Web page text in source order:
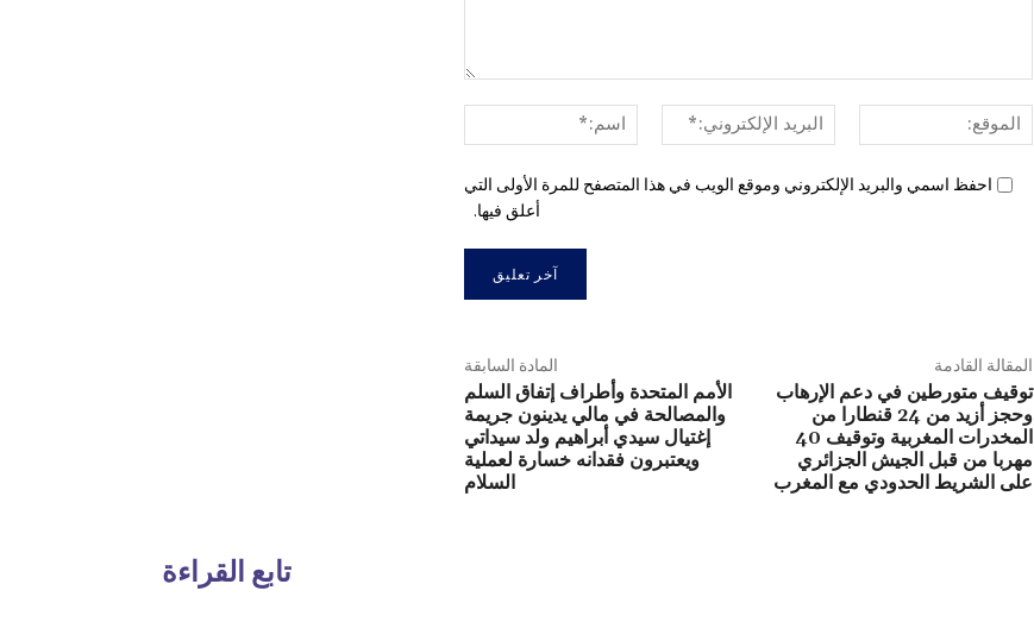
الإلكتروني:*
الموقع:
احفظ اسمي والبريد الإلكتروني وموقع الويب في هذا المتصفح للمرة الأولى التي
أعلق فيها.
المادة السابقة
الأمم المتحدة وأطراف إتفاق السلم
والمصالحة في مالي يدينون جريمة
إغتيال سيدي أبراهيم ولد سيداتي
ويعتبرون فقدانه خسارة لعملية
السلام
المقالة القادمة
توقيف متورطين في دعم الإرهاب
وحجز أزيد من 24 قنطارا من
المخدرات المغربية وتوقيف 40
مهربا من قبل الجيش الجزائري
على الشريط الحدودي مع المغرب
تابع القراءة